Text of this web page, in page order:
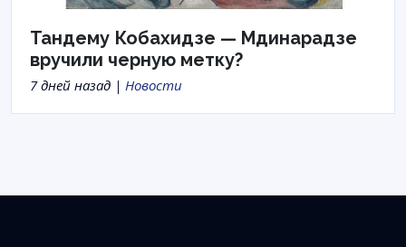
Тандему Кобахидзе — Мдинарадзе
вручили черную метку?
7 дней назад | Новости